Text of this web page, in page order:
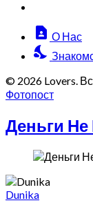
contact_page О Нас
nights_stay
© 2026 Lovers.
Фотопост
Деньги
Dunika